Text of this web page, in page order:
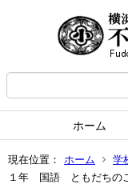
ホーム
現在位置： ホーム 学
１年 国語 ともだちの